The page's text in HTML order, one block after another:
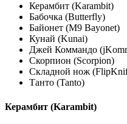
Керамбит (Karambit)
Бабочка (Butterfly)
Байонет (M9 Bayonet)
Кунай (Kunai)
Джей Коммандо
Скорпион (Scorpion)
Складной нож
Танто (Tanto)
Керамбит (Karambit)